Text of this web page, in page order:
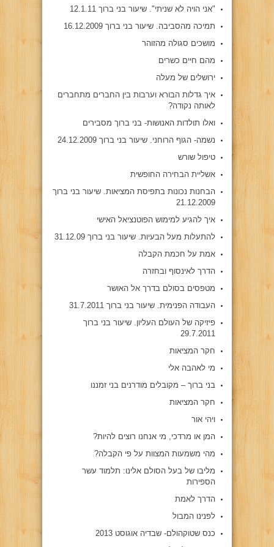
"אני הויה לא שניתי". שיעור בני ברוך 12.1.11
תמיכה מהסביבה. שיעור בני ברוך 16.12.2009
מושכים סגולה מהזוהר
מהם חיים כשרים
ירושלים של מעלה
איך גדלות הבורא וערבות בין החברים מתחברים
לאותה נקודה?
ואלו תולדות האנושות- בני ברוך מסבירים
נשמה- הגוף הרוחני. שיעור בני ברוך 24.12.2009
טיפול שורש
אשליית הבחירה החופשית
הבחנות נכונות בתפיסת המציאות. שיעור בני ברוך
21.12.2009
איך להגיע למימוש הפוטנציאל האישי
להתעלות מעל הבעיות. שיעור בני ברוך 31.12.09
אמת על חכמת הקבלה
הדרך לאינסוף ובחזרה
מטפסים בסולם בדרך אל האושר
העבודה הפנימית. שיעור בני ברוך 31.7.2011
פיזיקה של העולם העליון. שיעור בני ברוך
29.7.2011
חקר המציאות
מי לאהבה אלי
בני ברוך – מקובלים מודרנים בני זמננו
חקר המציאות
ויהי אור
המן או מרדכי, מי אנחנו רוצים להיות?
מהי משמעות המצוות על פי הקבלה?
מליבו של בעל הסולם אלינו: תלמוד עשר
הספירות
הדרך לאמת
לפנינו המבול
כנס שטוקהולם- שבדיה אוגוסט 2013